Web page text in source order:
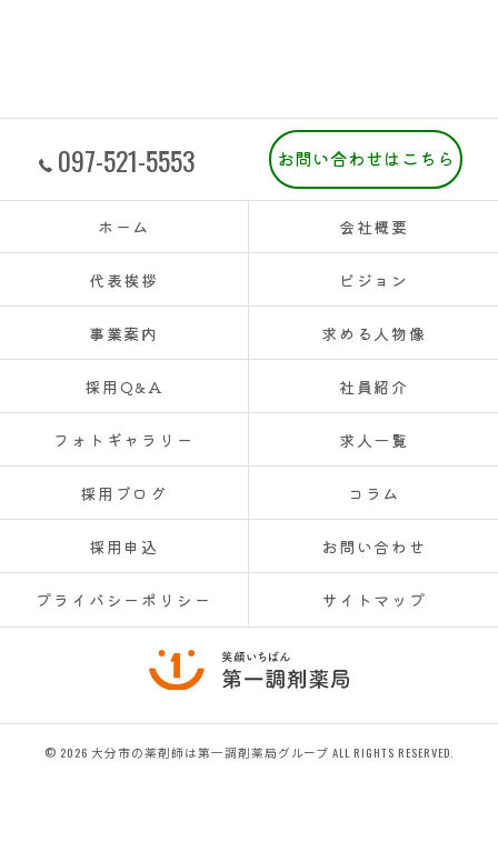
097-521-5553 お問い合わせはこちら
ホーム 会社概要
代表挨拶 ビジョン
事業案内 求める人物像
採用Q&A 社員紹介
フォトギャラリー 求人一覧
採用ブログ コラム
採用申込 お問い合わせ
プライバシーポリシー サイトマップ
© 2026 大分市の薬剤師は第一調剤薬局グループ ALL RIGHTS RESERVED.